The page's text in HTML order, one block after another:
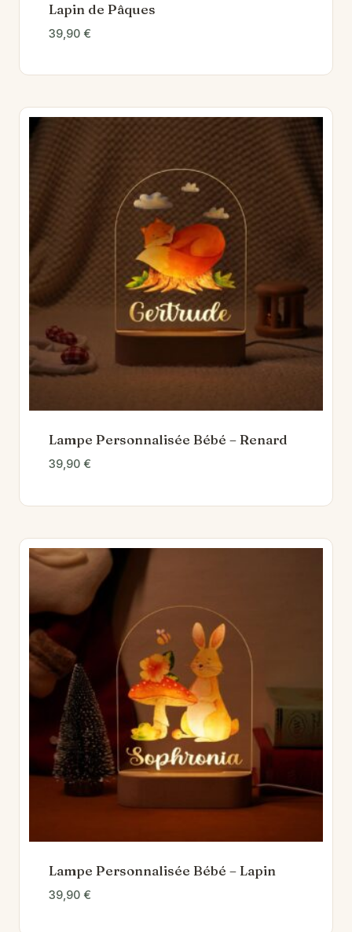
Lapin de Pâques
39,90 €
Lampe Personnalisée Bébé – Renard
39,90 €
Lampe Personnalisée Bébé – Lapin
39,90 €